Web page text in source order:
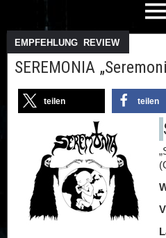
EMPFEHLUNG REVIEW
SEREMONIA
teilen teilen